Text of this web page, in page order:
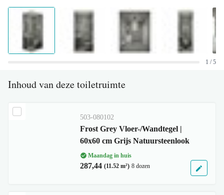
1 / 5
Inhoud van deze toiletruimte
503-080102
Frost Grey Vloer-/Wandtegel |
60x60 cm Grijs Natuursteenlook
Maandag in huis
287,44 (11.52 m²) 8 dozen